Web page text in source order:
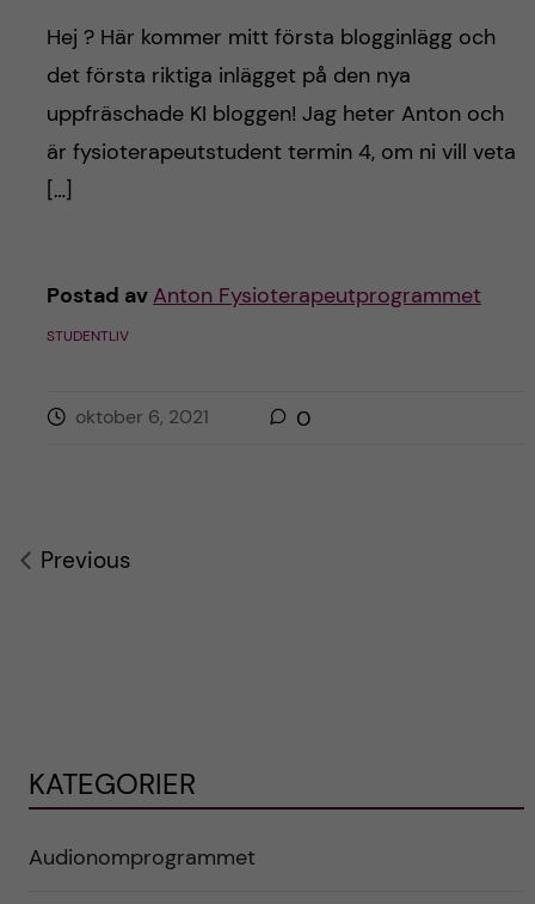
Hej ? Här kommer mitt första blogginlägg och
det första riktiga inlägget på den nya
uppfräschade KI bloggen! Jag heter Anton och
är fysioterapeutstudent termin 4, om ni vill veta
[…]
Postad avAnton Fysioterapeutprogrammet
STUDENTLIV
oktober 6, 2021 0
Previous
KATEGORIER
Audionomprogrammet